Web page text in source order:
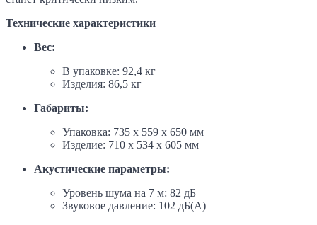
Технические характеристики
Вес:
В упаковке: 92,4 кг
Изделия: 86,5 кг
Габариты:
Упаковка: 735 x 559 x 650 мм
Изделие: 710 x 534 x 605 мм
Акустические параметры:
Уровень шума на 7 м: 82 дБ
Звуковое давление: 102 дБ(А)